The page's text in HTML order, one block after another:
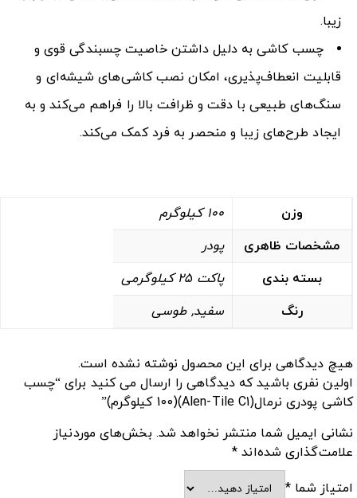
زیبا.
چسب کاشی به دلیل داشتن خاصیت چسبندگی قوی و
قابلیت انعطاف‌پذیری، امکان نصب کاشی‌های شیشه‌ای و
سنگ‌های طبیعی با دقت و ظرافت بالا را فراهم می‌کند و به
ایجاد طرح‌های زیبا و منحصر به فرد کمک می‌کند.
وزن
100 کیلوگرم
مشخصات ظاهری
پودر
بسته بندی
پاکت 25 کیلوگرمی
رنگ
سفید, طوسی
هیچ دیدگاهی برای این محصول نوشته نشده است.
اولین نفری باشید که دیدگاهی را ارسال می کنید برای “چسب
کاشی پودری نرمال(Alen-Tile C1)(100 کیلوگرم)”
نشانی ایمیل شما منتشر نخواهد شد. بخش‌های موردنیاز
علامت‌گذاری شده‌اند *
امتیاز شما*